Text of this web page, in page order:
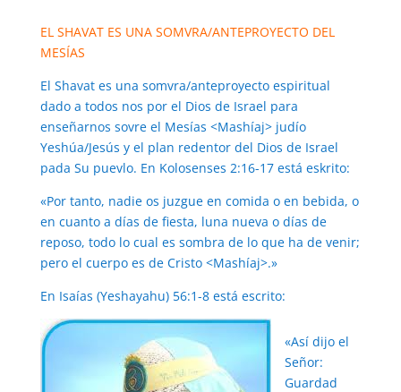
EL SHAVAT ES UNA SOMVRA/ANTEPROYECTO DEL
MESÍAS
El Shavat es una somvra/anteproyecto espiritual
dado a todos nos por el Dios de Israel para
enseñarnos sovre el Mesías <Mashíaj> judío
Yeshúa/Jesús y el plan redentor del Dios de Israel
pada Su puevlo. En Kolosenses 2:16-17 está eskrito:
«Por tanto, nadie os juzgue en comida o en bebida, o
en cuanto a días de fiesta, luna nueva o días de
reposo, todo lo cual es sombra de lo que ha de venir;
pero el cuerpo es de Cristo <Mashíaj>.»
En Isaías (Yeshayahu) 56:1-8 está escrito:
«Así dijo el
Señor:
Guardad